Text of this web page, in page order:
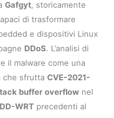
Gafgyt, storicamente
di trasformare
e dispositivi Linux
DDoS. L’analisi di
il malware come una
che sfrutta CVE-2021-
buffer overflow nel
DD-WRT precedenti al